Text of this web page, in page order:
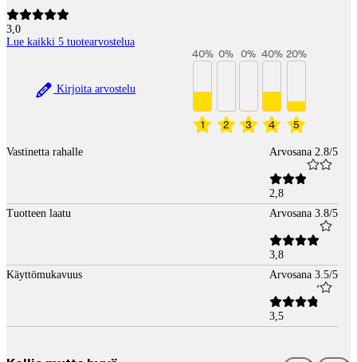
3,0
Lue kaikki 5 tuotearvostelua
Kirjoita arvostelu
1
40%
2
0%
3
0%
4
40%
5
20%
Vastinetta rahalle Arvosana 2.8/5
2,8
Tuotteen laatu
Arvosana 3.8/5
3,8
Käyttömukavuus
Arvosana 3.5/5
3,5